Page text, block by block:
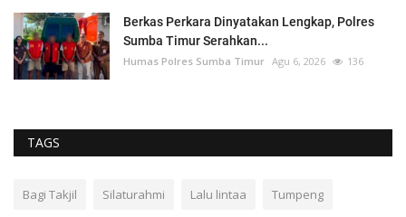
Berkas Perkara Dinyatakan Lengkap, Polres
Sumba Timur Serahkan...
Humas Polres Sumba Timur Agu 6, 2026 136
TAGS
Bagi Takjil Silaturahmi Lalu lintaa Tumpeng